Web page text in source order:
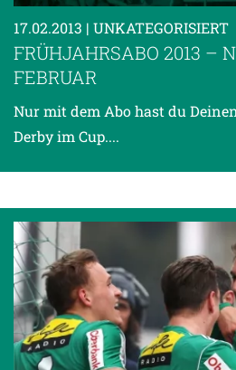
17.02.2013 | UNKATEGORISIERT
FRÜHJAHRSABO 2013 –
FEBRUAR
Nur mit dem Abo hast du
Derby im Cup....